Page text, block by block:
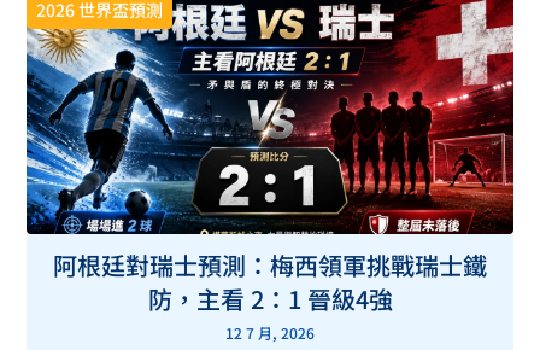
2026 世界盃預測
阿根廷對瑞士預測：梅西領軍挑戰瑞士鐵
防，主看 2：1 晉級4強
12 7 月, 2026